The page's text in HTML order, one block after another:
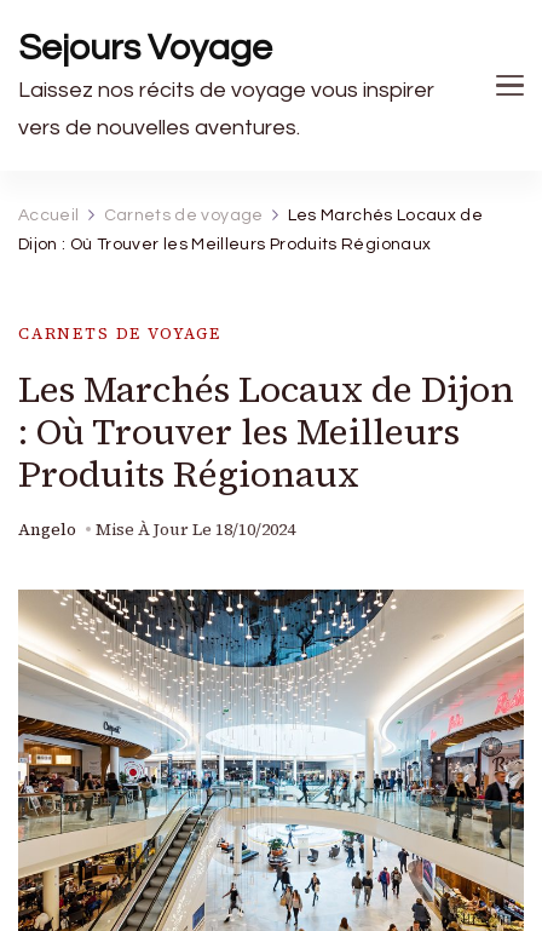
Sejours Voyage
Laissez nos récits de voyage vous inspirer
vers de nouvelles aventures.
Accueil Carnets de voyage
Les Marchés Locaux de
Dijon : Où Trouver les Meilleurs Produits Régionaux
CARNETS DE VOYAGE
Les Marchés Locaux de Dijon
: Où Trouver les Meilleurs
Produits Régionaux
Angelo Mise À Jour Le 18/10/2024